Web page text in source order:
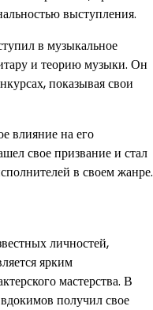
выступления.
в музыкальное
и теорию музыки. Он
показывая свои
влияние на его
свое призвание и стал
в своем жанре.
личностей,
ярким
мастерства. В
получил свое